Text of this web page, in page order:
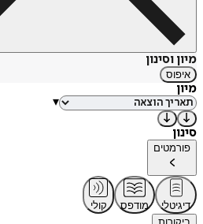
מיון וסינון
איפוס
מיון
▾
סינון
פורמטים
דיגיטלי מודפס
קולי